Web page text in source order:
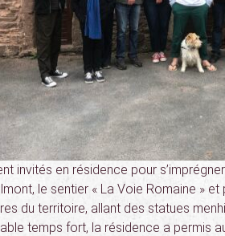
invités en résidence pour
le sentier « La Voie Romaine »
du territoire, allant des statues
temps fort, la résidence a permis